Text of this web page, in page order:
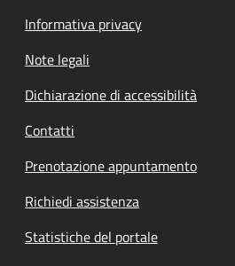
Informativa privacy
Note legali
Dichiarazione di accessibilità
Contatti
Prenotazione appuntamento
Richiedi assistenza
Statistiche del portale